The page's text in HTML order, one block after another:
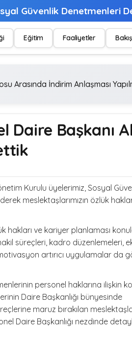
Güvenlik Denetmenleri
Eğitim Faaliyetler
Arasında İndirim Anlaşması
Daire Başkanı
Kurulu üyelerimiz, Sosyal
meslektaşlarımızın özlük
hakları ve kariyer planlaması
süreçleri, kadro düzenlemeleri,
artırıcı uygulamalar da
personel haklarına ilişkin
Daire Başkanlığı bünyesinde
maruz bırakılan
Daire Başkanlığı nezdinde